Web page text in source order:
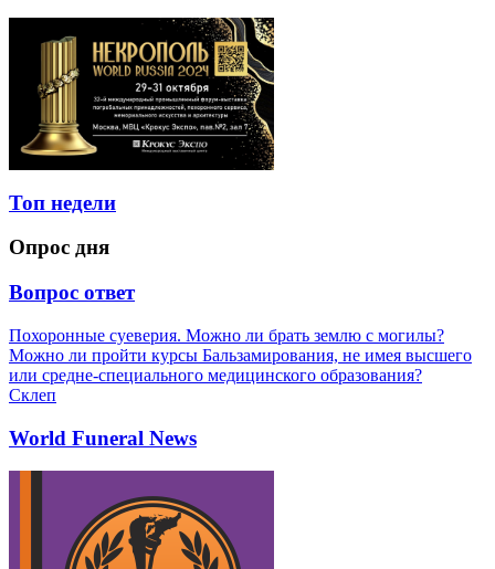
Топ недели
Опрос дня
Вопрос ответ
Похоронные суеверия. Можно ли брать землю с могилы?
Можно ли пройти курсы Бальзамирования, не имея высшего
или средне-специального медицинского образования?
Склеп
World Funeral News